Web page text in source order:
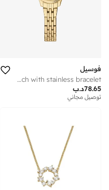
فوسيل
Digital analog watch with stainless bracelet
د.ب78.65
توصيل مجاني